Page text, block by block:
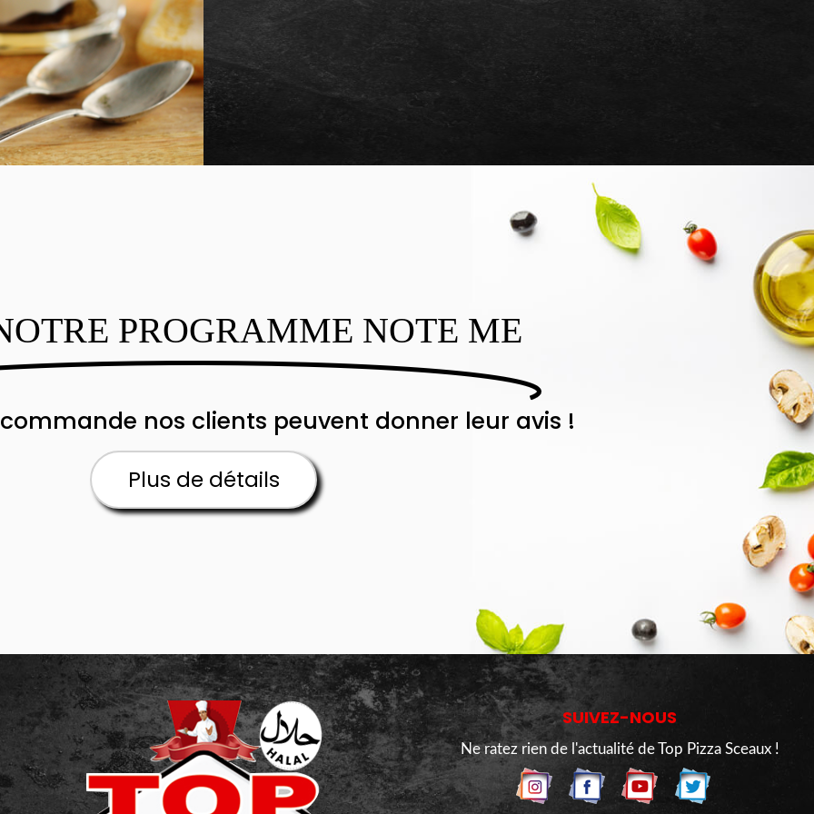
PROGRAMME NOTE ME
nos clients peuvent donner leur avis !
Plus de détails
SUIVEZ-NOUS
Ne ratez rien de l'actualité de Top Pizza Sceaux !